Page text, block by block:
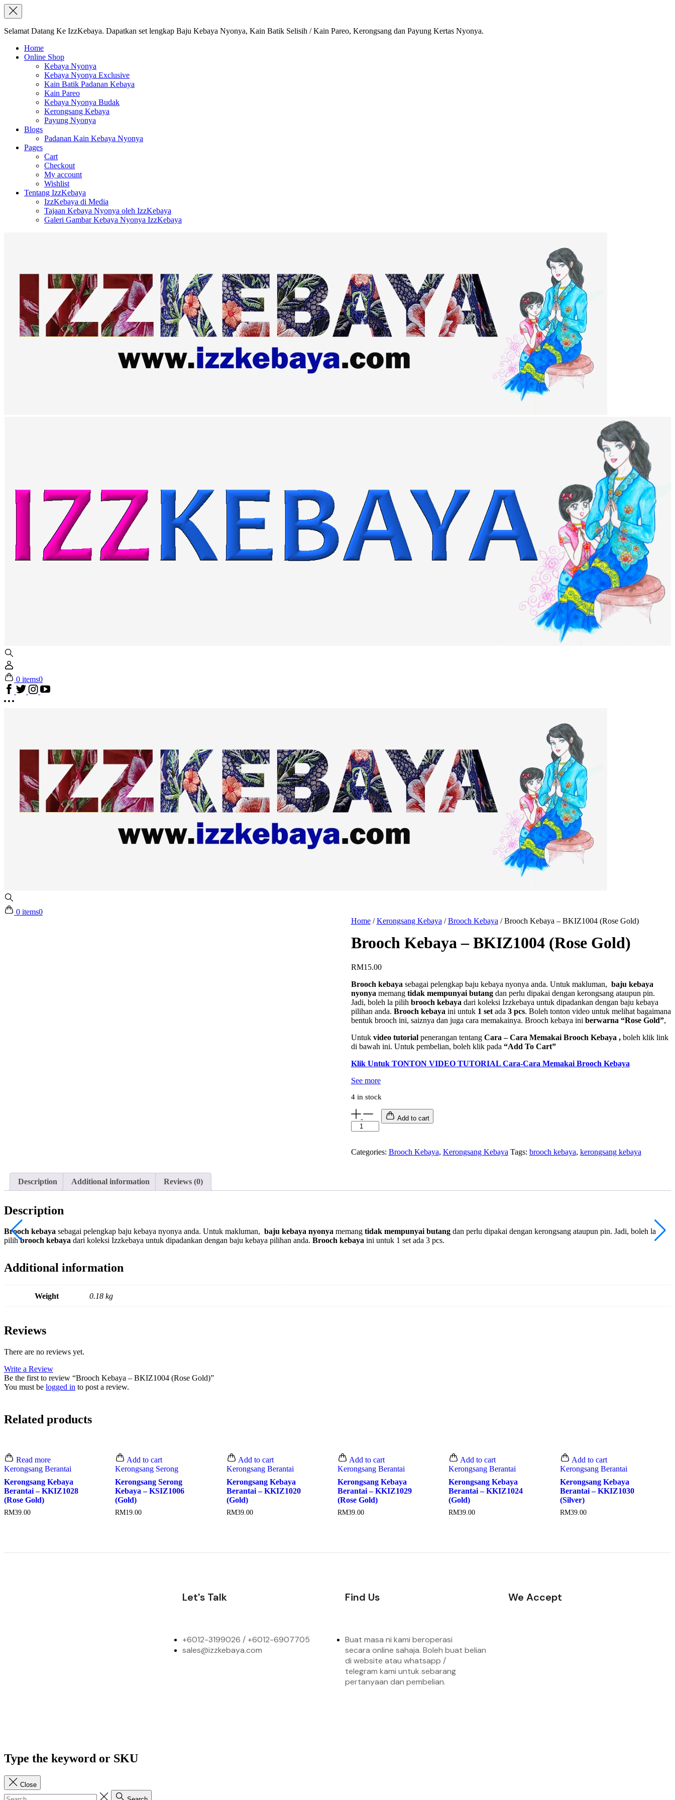
Selamat Datang Ke IzzKebaya. Dapatkan set lengkap Baju Kebaya Nyonya, Kain Batik Selisih / Kain Pareo, Kerongsang dan Payung Kertas Nyonya.
Home
Online Shop
Kebaya Nyonya
Kebaya Nyonya Exclusive
Kain Batik Padanan Kebaya
Kain Pareo
Kebaya Nyonya Budak
Kerongsang Kebaya
Payung Nyonya
Blogs
Padanan Kain Kebaya Nyonya
Pages
Cart
Checkout
My account
Wishlist
Tentang IzzKebaya
IzzKebaya di Media
Tajaan Kebaya Nyonya oleh IzzKebaya
Galeri Gambar Kebaya Nyonya IzzKebaya
0 items0
0 items0
Home/Kerongsang Kebaya /Brooch Kebaya /Brooch Kebaya – BKIZ1004 (Rose Gold)
Brooch Kebaya – BKIZ1004 (Rose Gold)
RM15.00
Brooch kebaya sebagai pelengkap baju kebaya nyonya anda. Untuk makluman, baju kebaya
nyonya memangtidak mempunyai butangdan perlu dipakai dengan kerongsang ataupun pin.
Jadi, boleh la pilih brooch kebaya dari koleksi Izzkebaya untuk dipadankan dengan baju kebaya
pilihan anda. Brooch kebaya ini untuk 1 setada 3 pcs. Boleh tonton video untuk melihat bagaimana
bentuk brooch ini, saiznya dan juga cara memakainya. Brooch kebaya ini berwarna “Rose Gold”,
Untuk video tutorialpenerangan tentang Cara – Cara Memakai Brooch Kebaya , boleh klik link
di bawah ini. Untuk pembelian, boleh klik pada “Add To Cart”
Klik Untuk TONTON VIDEO TUTORIAL Cara-Cara Memakai Brooch Kebaya
See more
4 in stock
Add to cart
Categories: Brooch Kebaya, Kerongsang Kebaya Tags: brooch kebaya, kerongsang kebaya
Description Additional information Reviews (0)
Description
Brooch kebaya sebagai pelengkap baju kebaya nyonya anda. Untuk makluman, baju kebaya nyonya memang tidak mempunyai butang dan perlu dipakai dengan kerongsang ataupun pin. Jadi, boleh la
pilihbrooch kebaya dari koleksi Izzkebaya untuk dipadankan dengan baju kebaya pilihan anda. Brooch kebaya ini untuk 1 set ada 3 pcs.
Additional information
Weight 0.18 kg
Reviews
There are no reviews yet.
Write a Review
Be the first to review “Brooch Kebaya – BKIZ1004 (Rose Gold)”
You must be logged in to post a review.
Related products
Read more
Kerongsang Berantai
Kerongsang Kebaya
Berantai – KKIZ1028
(Rose Gold)
RM39.00
Add to cart
Kerongsang Serong
Kerongsang Serong
Kebaya – KSIZ1006
(Gold)
RM19.00
Add to cart
Kerongsang Berantai
Kerongsang Kebaya
Berantai – KKIZ1020
(Gold)
RM39.00
Add to cart
Kerongsang Berantai
Kerongsang Kebaya
Berantai – KKIZ1029
(Rose Gold)
RM39.00
Add to cart
Kerongsang Berantai
Kerongsang Kebaya
Berantai – KKIZ1024
(Gold)
RM39.00
Add to cart
Kerongsang Berantai
Kerongsang Kebaya
Berantai – KKIZ1030
(Silver)
RM39.00
Let's Talk
+6012-3199026 / +6012-6907705
sales@izzkebaya.com
Find Us
Buat masa ni kami beroperasi
secara online sahaja. Boleh buat belian
di website atau whatsapp /
telegram kami untuk sebarang
pertanyaan dan pembelian.
We Accept
Type the keyword or SKU
Close